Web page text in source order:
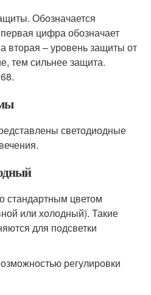
Обозначается
цифра обозначает
вторая – уровень защиты от
тем сильнее защита.
светодиодные
стандартным цветом
или холодный). Такие
для подсветки
регулировки